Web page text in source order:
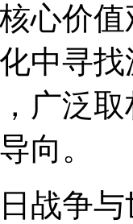
心价
中寻
广泛
向。
战争